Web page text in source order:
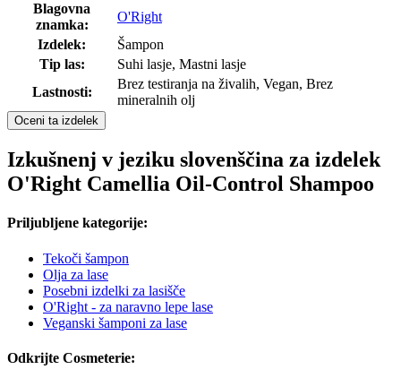
Blagovna
znamka:
O'Right
Izdelek:
Šampon
Tip las:
Suhi lasje, Mastni lasje
Lastnosti:
Brez testiranja na živalih, Vegan, Brez
mineralnih olj
Oceni ta izdelek
Izkušnenj v jeziku slovenščina za izdelek
O'Right Camellia Oil-Control Shampoo
Priljubljene kategorije:
Tekoči šampon
Olja za lase
Posebni izdelki za lasišče
O'Right - za naravno lepe lase
Veganski šamponi za lase
Odkrijte Cosmeterie: